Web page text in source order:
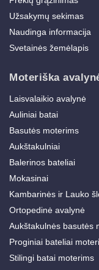
Užsakymų sekimas
Naudinga informacija
Svetainės žemėlapis
Moteriška
Laisvalaikio avalynė
Auliniai batai
Basutės moterims
Aukštakulniai
Balerinos bateliai
Mokasinai
Kambarinės ir Lauko
Ortopedinė avalynė
Aukštakulnės basutės
Proginiai bateliai
Stilingi batai moterims